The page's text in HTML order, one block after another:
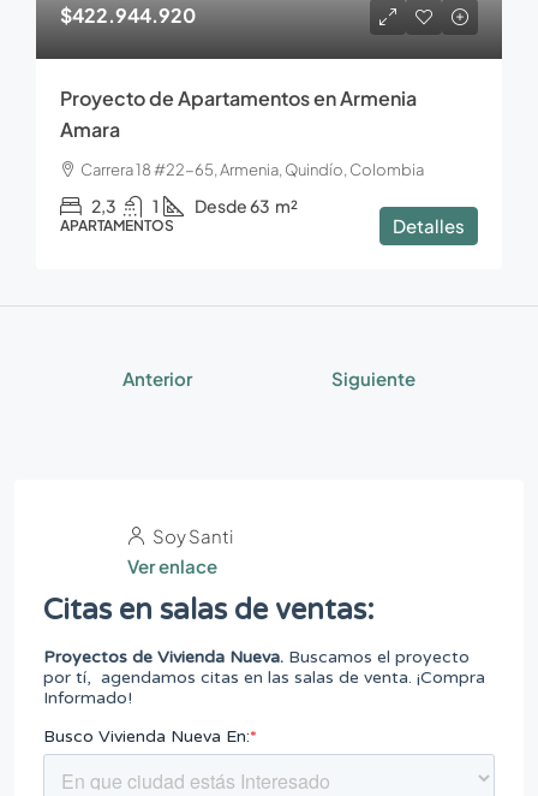
$422.944.920
Proyecto de Apartamentos en Armenia
Amara
Carrera 18 #22-65, Armenia, Quindío, Colombia
2,3 1 Desde 63 m²
APARTAMENTOS Detalles
Anterior Siguiente
Soy Santi
Ver enlace